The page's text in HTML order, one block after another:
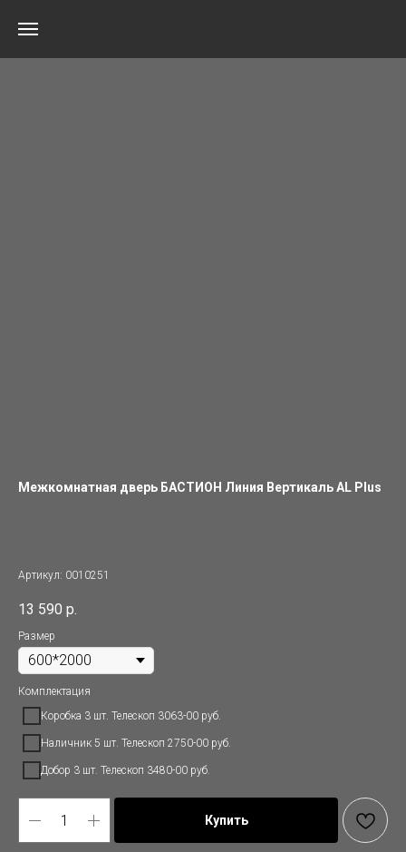
Межкомнатная дверь БАСТИОН Линия Вертикаль AL Plus
Артикул: 0010251
13 590 р.
Размер
Комплектация
Коробка 3 шт. Телескоп 3063-00 руб.
Наличник 5 шт. Телескоп 2750-00 руб.
Добор 3 шт. Телескоп 3480-00 руб.
Купить